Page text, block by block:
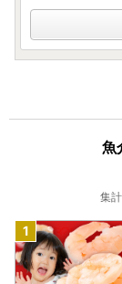
魚
集